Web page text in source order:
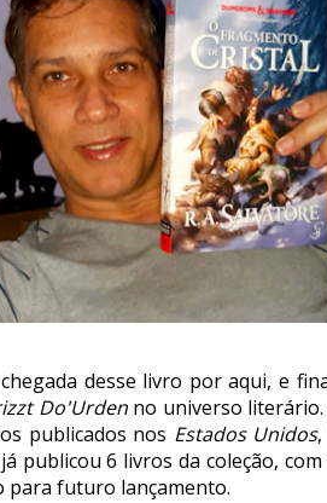
desse livro por aqui, e
Do'Urden no universo
publicados nos Estados Unidos
já publicou 6 livros da coleção,
para futuro lançamento.